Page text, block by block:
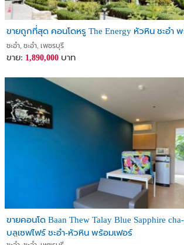
ขายถูกที่สุด คอนโดหรู The Energy หัวหิน ชะอำ
ชะอำ, ชะอำ, เพชรบุรี
ขาย: 1,890,000 บาท
ขายคอนโด Baan Thew Talay Blue Sapphire
บลูเซฟไฟร์ ชะอำ-หัวหิน พร้อมเฟอร์